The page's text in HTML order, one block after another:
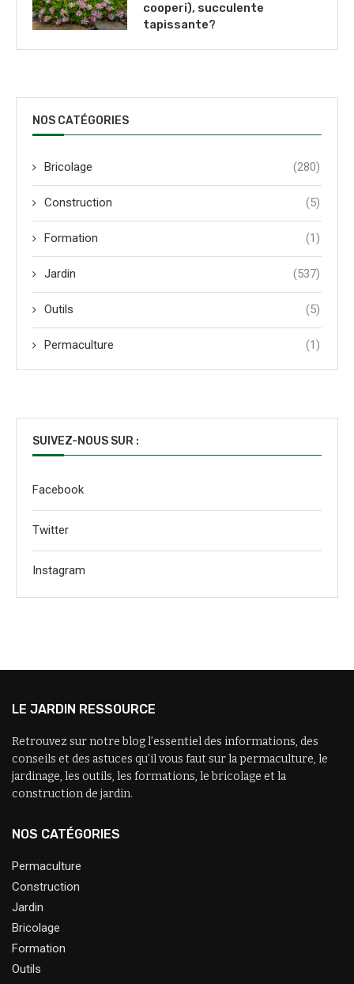
cooperi), succulente
tapissante?
NOS CATÉGORIES
Bricolage (280)
Construction (5)
Formation (1)
Jardin (537)
Outils (5)
Permaculture (1)
SUIVEZ-NOUS SUR :
Facebook
Twitter
Instagram
LE JARDIN RESSOURCE
Retrouvez sur notre blog l’essentiel des informations, des
conseils et des astuces qu’il vous faut sur la permaculture, le
jardinage, les outils, les formations, le bricolage et la
construction de jardin.
NOS CATÉGORIES
Permaculture
Construction
Jardin
Bricolage
Formation
Outils